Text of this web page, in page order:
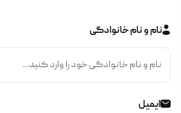
نام و نام خانوادگی
ایمیل